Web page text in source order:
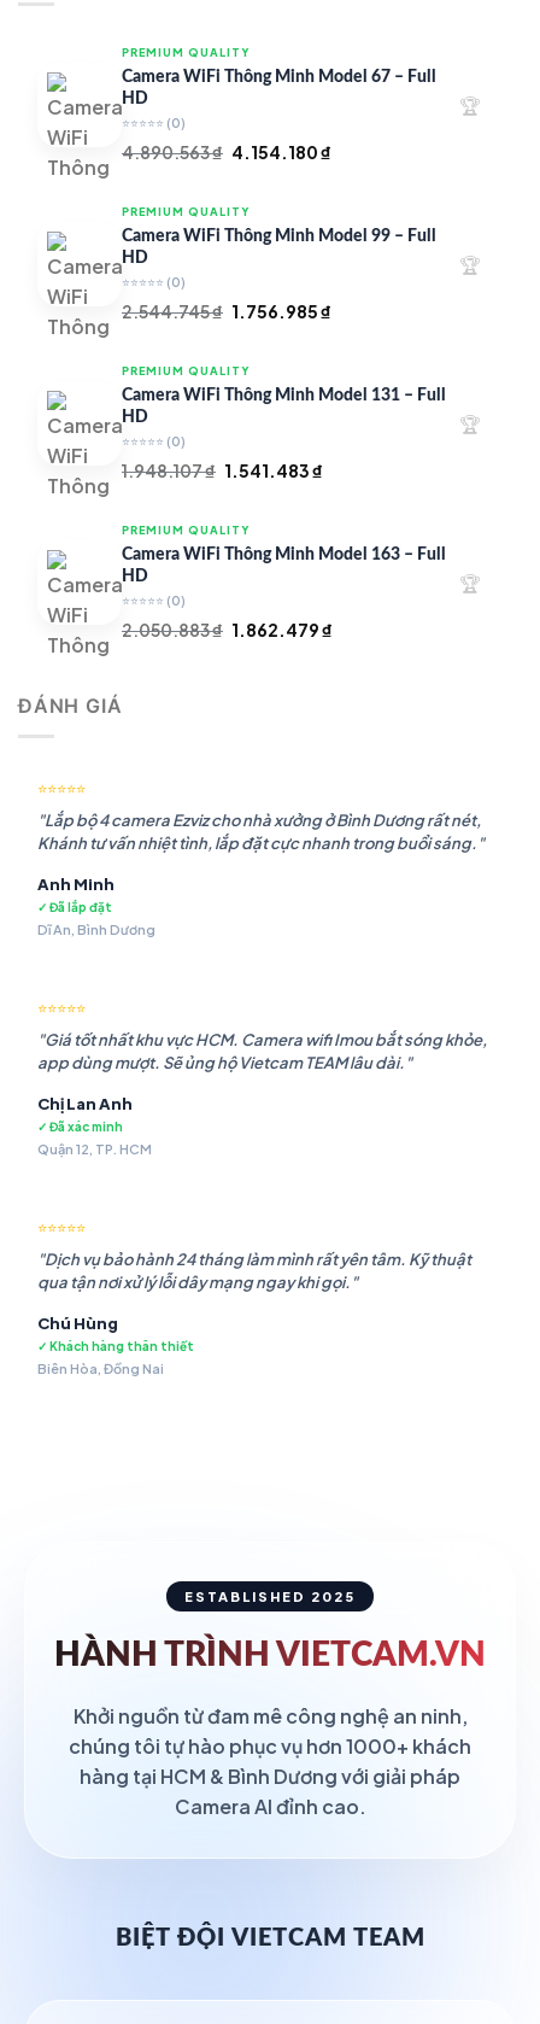
PREMIUM QUALITY
Camera WiFi Thông Minh Model 67 – Full
HD
⭐⭐⭐⭐⭐ (0)
4.890.563₫ Giá
là:
4.890.563 ₫.
4.154.180₫
là:
🏆
PREMIUM QUALITY
Camera WiFi Thông Minh Model 99 – Full
HD
⭐⭐⭐⭐⭐ (0)
2.544.745₫ Giá
là:
2.544.745 ₫.
1.756.985₫
là:
🏆
PREMIUM QUALITY
Camera WiFi Thông Minh Model 131 – Full
HD
⭐⭐⭐⭐⭐ (0)
1.948.107₫ Giá
là:
1.948.107 ₫.
1.541.483₫
là:
🏆
PREMIUM QUALITY
Camera WiFi Thông Minh Model 163 – Full
HD
⭐⭐⭐⭐⭐ (0)
2.050.883₫ Giá
1.862.479₫
🏆
ĐÁNH GIÁ
⭐⭐⭐⭐⭐
"Lắp bộ 4 camera Ezviz cho nhà xưởng ở Bình Dương rất nét,
Khánh tư vấn nhiệt tình, lắp đặt cực nhanh trong buổi sáng."
Anh Minh
✓ Đã lắp đặt
Dĩ An, Bình Dương
⭐⭐⭐⭐⭐
"Giá tốt nhất khu vực HCM. Camera wifi Imou bắt sóng khỏe,
app dùng mượt. Sẽ ủng hộ Vietcam TEAM lâu dài."
Chị Lan Anh
✓ Đã xác minh
Quận 12, TP. HCM
⭐⭐⭐⭐⭐
"Dịch vụ bảo hành 24 tháng làm mình rất yên tâm. Kỹ thuật
qua tận nơi xử lý lỗi dây mạng ngay khi gọi."
Chú Hùng
✓ Khách hàng thân thiết
Biên Hòa, Đồng Nai
ESTABLISHED 2025
HÀNH TRÌNH VIETCAM.VN
Khởi nguồn từ đam mê công nghệ an ninh,
chúng tôi tự hào phục vụ hơn 1000+ khách
hàng tại HCM & Bình Dương với giải pháp
Camera AI đỉnh cao.
BIỆT ĐỘI VIETCAM TEAM